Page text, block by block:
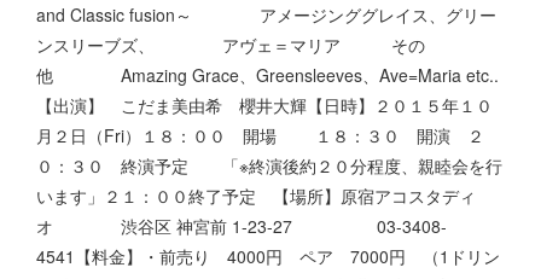
and Classic fusion～ アメージンググレイス、グリー
ンスリーブズ、 アヴェ＝マリア その
他 Amazing Grace、Greensleeves、Ave=Maria etc..
【出演】 こだま美由希 櫻井大輝【日時】２０１５年１０
月２日（Fri）１８：００ 開場 １８：３０ 開演 ２
０：３０ 終演予定 「※終演後約２０分程度、親睦会を行
います」２１：００終了予定 【場所】原宿アコスタディ
オ 渋谷区 神宮前 1-23-27 03-3408-
4541【料金】・前売り 4000円 ペア 7000円 （1ドリン